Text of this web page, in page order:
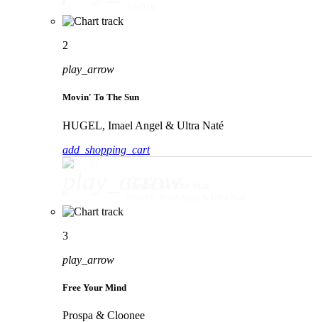
2
play_arrow
Movin' To The Sun
HUGEL, Imael Angel & Ultra Naté
add_shopping_cart
3
play_arrow
Free Your Mind
Prospa & Cloonee